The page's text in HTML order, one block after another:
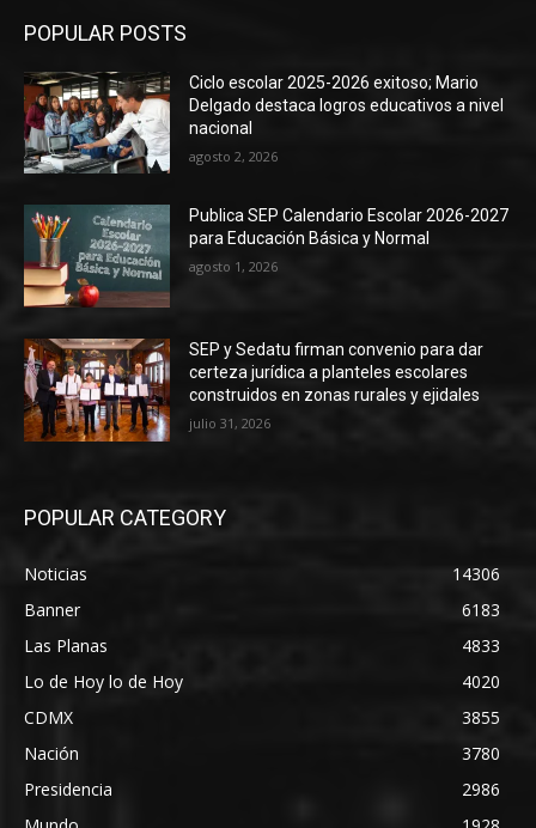
POPULAR POSTS
Ciclo escolar 2025-2026 exitoso; Mario
Delgado destaca logros educativos a nivel
nacional
agosto 2, 2026
Publica SEP Calendario Escolar 2026-2027
para Educación Básica y Normal
agosto 1, 2026
SEP y Sedatu firman convenio para dar
certeza jurídica a planteles escolares
construidos en zonas rurales y ejidales
julio 31, 2026
POPULAR CATEGORY
Noticias
14306
Banner
6183
Las Planas
4833
Lo de Hoy lo de Hoy
4020
CDMX
3855
Nación
3780
Presidencia
2986